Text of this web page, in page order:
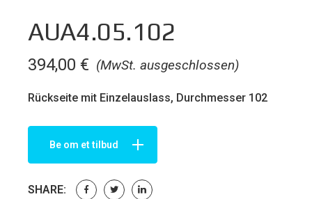
AUA4.05.102
(MwSt. ausgeschlossen)
394,00 €
Rückseite mit Einzelauslass, Durchmesser 102
Be om et tilbud
SHARE: